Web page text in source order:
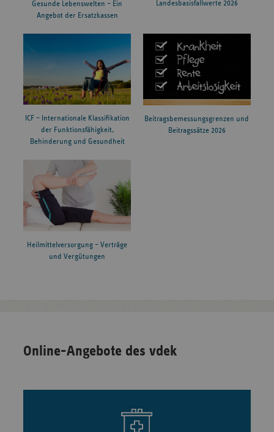
Gesunde Lebenswelten – Ein
Angebot der Ersatzkassen
Landesbasisfallwerte 2026
ICF – Internationale Klassifikation
der Funktionsfähigkeit,
Behinderung und Gesundheit
Beitragsbemessungsgrenzen und
Beitragssätze 2026
Heilmittelversorgung – Verträge
und Vergütungen
Online-Angebote des vdek